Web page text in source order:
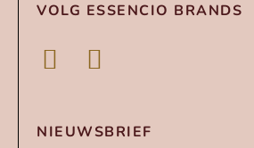
VOLG ESSENCIO BRANDS
L
k
I
t
NIEUWSBRIEF